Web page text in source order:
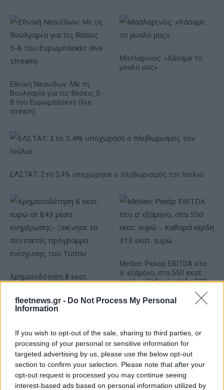
fleetnews.gr - Do Not Process My Personal
Information
If you wish to opt-out of the sale, sharing to third parties, or
processing of your personal or sensitive information for
targeted advertising by us, please use the below opt-out
section to confirm your selection. Please note that after your
opt-out request is processed you may continue seeing
interest-based ads based on personal information utilized by
Εθνική Νεανίδων: Με τη
Βουλγαρία για τις θέσεις 5-
8 του Ευρωμπάσκετ (live
stream)
Μασλαρινός: «Χάσαμε το
μυαλό μας»
ΕΛΣΤΑΤ: Στο 3,4% υποχώρησε ο πληθωρισμός τον Ιούλιο
Χρηματοδότηση 8 εκατ.
πενταετές πρόγραμμα
ενίσχυσης του Τύπου
Metlen: Ρεκόρ EBITDA στο
α' εξάμηνο, στα 550 εκατ.
ευρώ – Καθαρά κέρδη 313
Η Chery επενδύει 75 εκατ. δολάρια στην KG Mobility